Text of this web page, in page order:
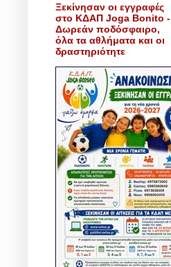
Ξεκίνησαν οι εγγραφές
στο ΚΔΑΠ Joga Bonito -
Δωρεάν ποδόσφαιρο,
όλα τα αθλήματα και οι
δραστηριότητε